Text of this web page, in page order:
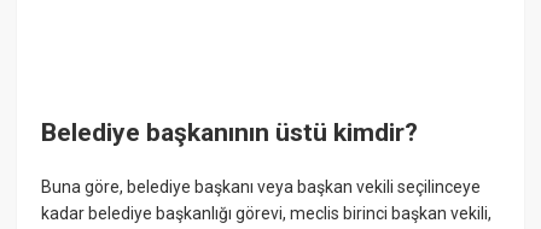
Belediye başkanının üstü kimdir?
Buna göre, belediye başkanı veya başkan vekili seçilinceye
kadar belediye başkanlığı görevi, meclis birinci başkan vekili,